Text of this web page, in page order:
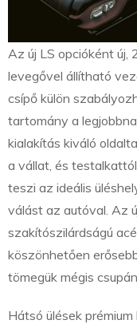
Az új LS opcióként
levegővel állítható
csípő külön
tartomány a
kialakítás kiváló
a vállat, és
teszi az ideális
válást az autóval. Az
szakítószilárdságú
köszönhetően
tömegük mégis
Hátsó ülések